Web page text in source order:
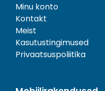
Minu konto
Kontakt
Meist
Kasutustingimused
Privaatsuspoliitika